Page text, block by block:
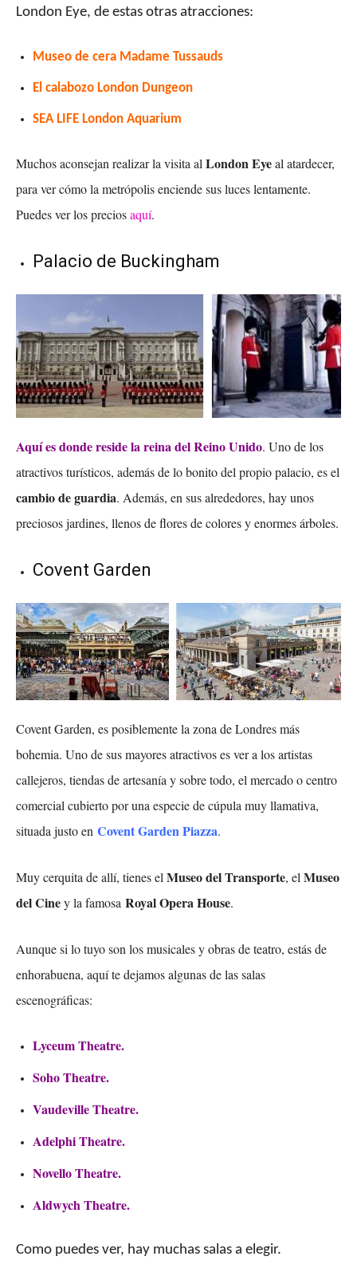
London Eye, de estas otras atracciones:
Museo de cera Madame Tussauds
El calabozo London Dungeon
SEA LIFE London Aquarium
Muchos aconsejan realizar la visita alLondon Eyeal atardecer,
para ver cómo la metrópolis enciende sus luces lentamente.
Puedes ver los preciosaquí.
Palacio de Buckingham
Aquí es donde reside la reina del Reino Unido. Uno de los
atractivos turísticos, además de lo bonito del propio palacio, es el
cambio de guardia. Además, en sus alrededores, hay unos
preciosos jardines, llenos de flores de colores y enormes árboles.
Covent Garden
Covent Garden, es posiblemente la zona de Londres más
bohemia. Uno de sus mayores atractivos es ver a los artistas
callejeros, tiendas de artesanía y sobre todo, el mercado o centro
comercial cubierto por una especie de cúpula muy llamativa,
situada justo en Covent Garden Piazza.
Muy cerquita de allí, tienes el Museo del Transporte, el Museo
del Ciney la famosa Royal Opera House.
Aunque si lo tuyo son los musicales y obras de teatro, estás de
enhorabuena, aquí te dejamos algunas de las salas
escenográficas:
Lyceum Theatre.
Soho Theatre.
Vaudeville Theatre.
Adelphi Theatre.
Novello Theatre.
Aldwych Theatre.
Como puedes ver, hay muchas salas a elegir.